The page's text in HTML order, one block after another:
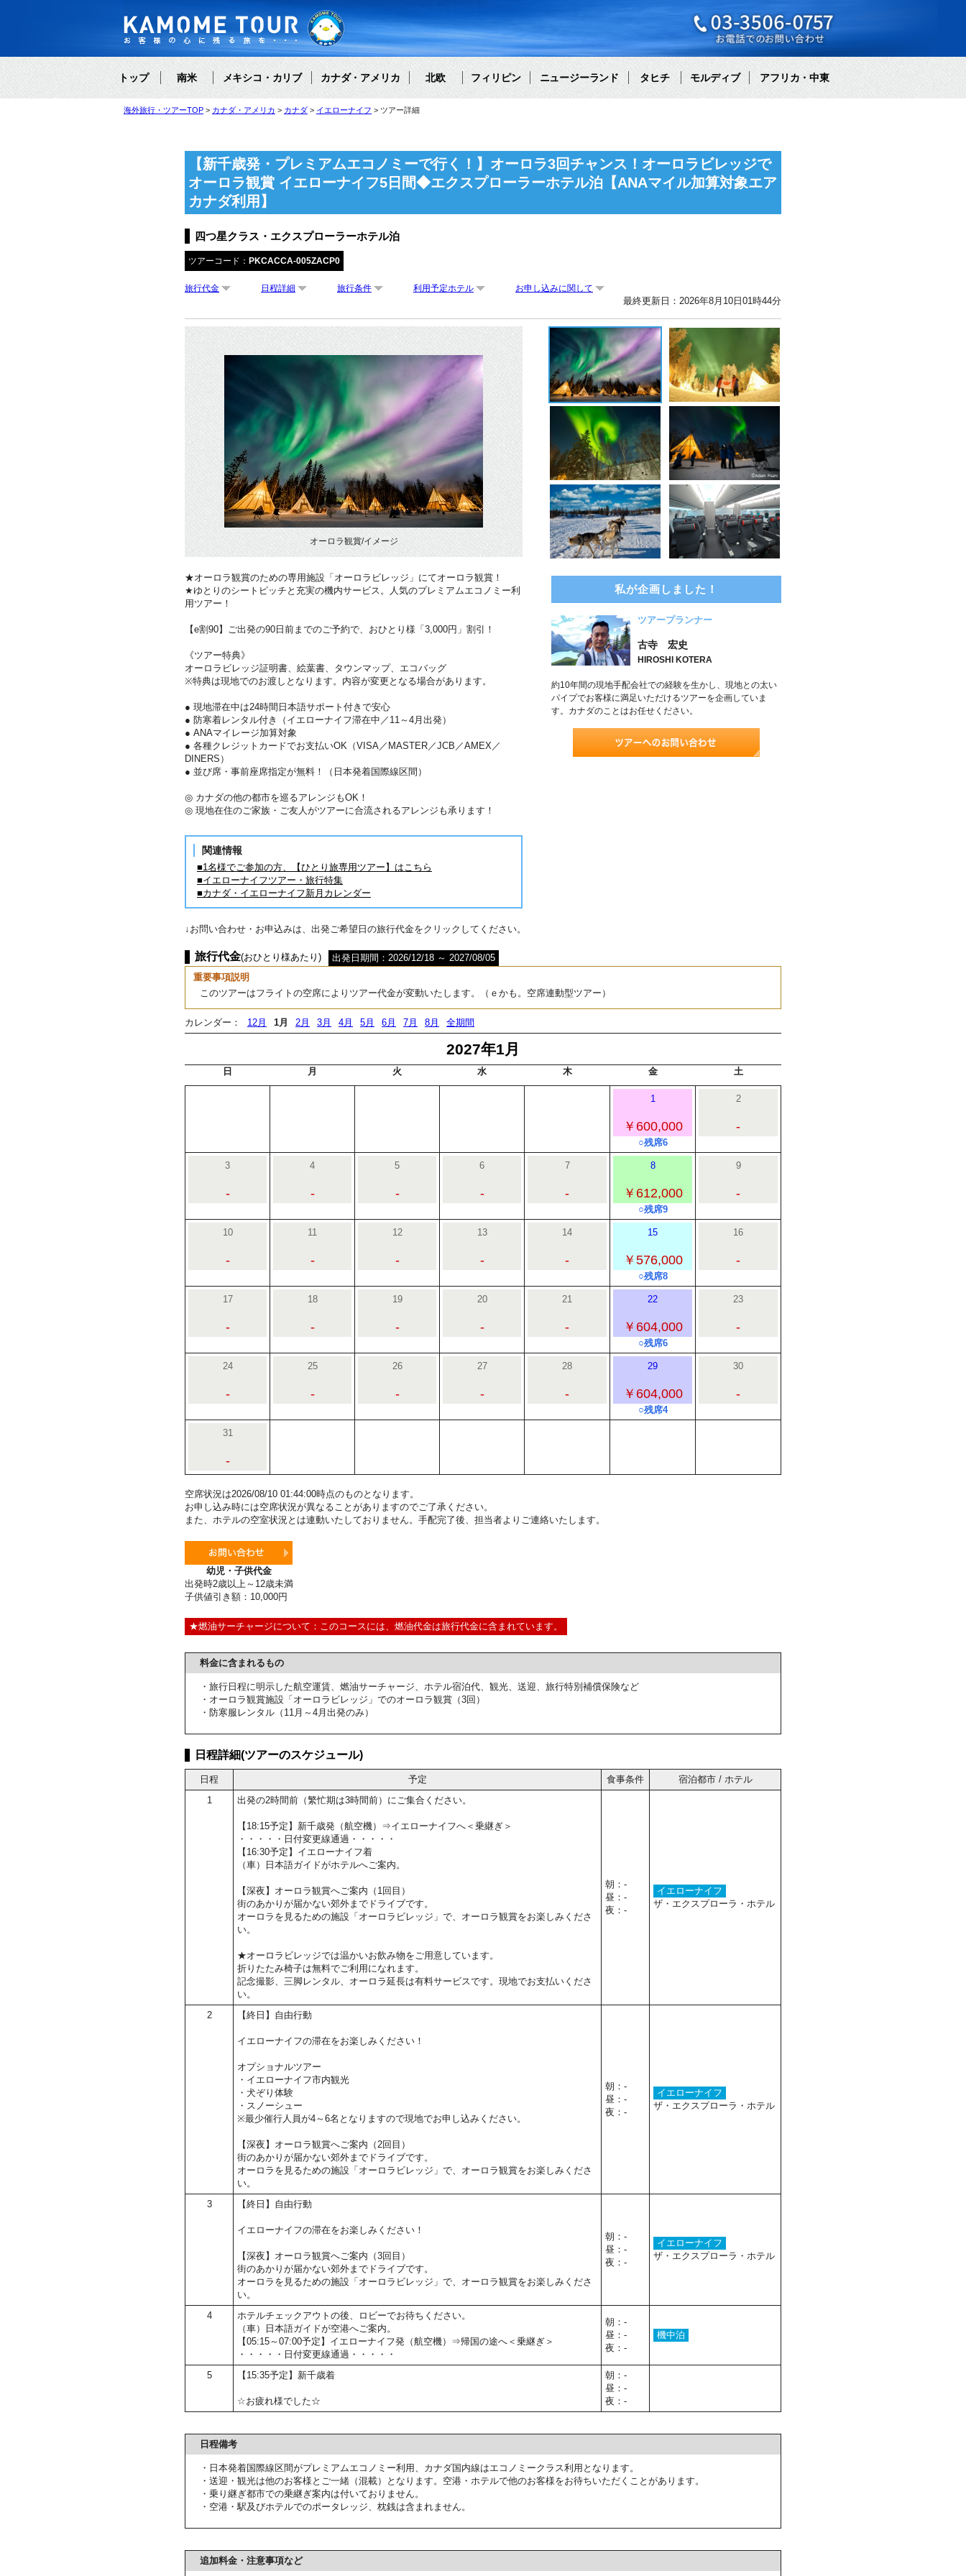
トップ 南米 メキシコ・カリブ カナダ・アメリカ 北欧 フィリピン ニュージーランド タヒチ モルディブ アフリカ・中東
海外旅行・ツアーTOP カナダ・アメリカ カナダ イエローナイフ ツアー詳細
【新千歳発・プレミアムエコノミーで行く！】オーロラ3回チャンス！オーロラビレッジで
オーロラ観賞 イエローナイフ5日間◆エクスプローラーホテル泊【ANAマイル加算対象エア
カナダ利用】
四つ星クラス・エクスプローラーホテル泊
ツアーコード： PKCACCA-005ZACP0
旅行代金 日程詳細 旅行条件 利用予定ホテル お申し込みに関して
最終更新日：2026年8月10日01時44分
オーロラ観賞/イメージ
★オーロラ観賞のための専用施設「オーロラビレッジ」にてオーロラ観賞！
★ゆとりのシートピッチと充実の機内サービス。人気のプレミアムエコノミー利
用ツアー！
【e割90】ご出発の90日前までのご予約で、おひとり様「3,000円」割引！
《ツアー特典》
オーロラビレッジ証明書、絵葉書、タウンマップ、エコバッグ
※特典は現地でのお渡しとなります。内容が変更となる場合があります。
● 現地滞在中は24時間日本語サポート付きで安心
● 防寒着レンタル付き（イエローナイフ滞在中／11～4月出発）
● ANAマイレージ加算対象
● 各種クレジットカードでお支払いOK（VISA／MASTER／JCB／AMEX／
DINERS）
● 並び席・事前座席指定が無料！（日本発着国際線区間）
◎ カナダの他の都市を巡るアレンジもOK！
◎ 現地在住のご家族・ご友人がツアーに合流されるアレンジも承ります！
関連情報
■1名様でご参加の方、【ひとり旅専用ツアー】はこちら
■イエローナイフツアー・旅行特集
■カナダ・イエローナイフ新月カレンダー
私が企画しました！
ツアープランナー
古寺 宏史
HIROSHI KOTERA
約10年間の現地手配会社での経験を生かし、現地との太い
パイプでお客様に満足いただけるツアーを企画していま
す。カナダのことはお任せください。
↓お問い合わせ・お申込みは、出発ご希望日の旅行代金をクリックしてください。
旅行代金(おひとり様あたり)
出発日期間：2026/12/18 ～ 2027/08/05
重要事項説明
このツアーはフライトの空席によりツアー代金が変動いたします。（ｅかも。空席連動型ツアー）
カレンダー： 12月 1月 2月 3月 4月 5月 6月 7月 8月 全期間
2027年1月
日 月 火 水 木 金 土
1
￥600,000
○残席6
2
-
3
-
4
-
5
-
6
-
7
-
8
￥612,000
○残席9
9
-
10
-
11
-
12
-
13
-
14
-
15
￥576,000
○残席8
16
-
17
-
18
-
19
-
20
-
21
-
22
￥604,000
○残席6
23
-
24
-
25
-
26
-
27
-
28
-
29
￥604,000
○残席4
30
-
31
-
空席状況は2026/08/10 01:44:00時点のものとなります。
お申し込み時には空席状況が異なることがありますのでご了承ください。
また、ホテルの空室状況とは連動いたしておりません。手配完了後、担当者よりご連絡いたします。
幼児・子供代金
出発時2歳以上～12歳未満
子供値引き額：10,000円
★燃油サーチャージについて：このコースには、燃油代金は旅行代金に含まれています。
料金に含まれるもの
・旅行日程に明示した航空運賃、燃油サーチャージ、ホテル宿泊代、観光、送迎、旅行特別補償保険など
・オーロラ観賞施設「オーロラビレッジ」でのオーロラ観賞（3回）
・防寒服レンタル（11月～4月出発のみ）
日程詳細(ツアーのスケジュール)
日程 予定 食事条件
宿泊都市 / ホテル
1
出発の2時間前（繁忙期は3時間前）にご集合ください。
【18:15予定】新千歳発（航空機）⇒イエローナイフへ＜乗継ぎ＞
・・・・・日付変更線通過・・・・・
【16:30予定】イエローナイフ着
（車）日本語ガイドがホテルへご案内。
【深夜】オーロラ観賞へご案内（1回目）
街のあかりが届かない郊外までドライブです。
オーロラを見るための施設「オーロラビレッジ」で、オーロラ観賞をお楽しみくださ
い。
★オーロラビレッジでは温かいお飲み物をご用意しています。
折りたたみ椅子は無料でご利用になれます。
記念撮影、三脚レンタル、オーロラ延長は有料サービスです。現地でお支払いくださ
い。
朝：-
昼：-
夜：-
イエローナイフ
ザ・エクスプローラ・ホテル
2 【終日】自由行動
イエローナイフの滞在をお楽しみください！
オプショナルツアー
・イエローナイフ市内観光
・犬ぞり体験
・スノーシュー
※最少催行人員が4～6名となりますので現地でお申し込みください。
【深夜】オーロラ観賞へご案内（2回目）
街のあかりが届かない郊外までドライブです。
オーロラを見るための施設「オーロラビレッジ」で、オーロラ観賞をお楽しみくださ
い。
朝：-
昼：-
夜：-
イエローナイフ
ザ・エクスプローラ・ホテル
3 【終日】自由行動
イエローナイフの滞在をお楽しみください！
【深夜】オーロラ観賞へご案内（3回目）
街のあかりが届かない郊外までドライブです。
オーロラを見るための施設「オーロラビレッジ」で、オーロラ観賞をお楽しみくださ
い。
朝：-
昼：-
夜：-
イエローナイフ
ザ・エクスプローラ・ホテル
4
ホテルチェックアウトの後、ロビーでお待ちください。
（車）日本語ガイドが空港へご案内。
【05:15～07:00予定】イエローナイフ発（航空機）⇒帰国の途へ＜乗継ぎ＞
・・・・・日付変更線通過・・・・・
朝：-
昼：-
夜：-
機中泊
5 【15:35予定】新千歳着
☆お疲れ様でした☆
朝：-
昼：-
夜：-
日程備考
・日本発着国際線区間がプレミアムエコノミー利用、カナダ国内線はエコノミークラス利用となります。
・送迎・観光は他のお客様とご一緒（混載）となります。空港・ホテルで他のお客様をお待ちいただくことがあります。
・乗り継ぎ都市での乗継ぎ案内は付いておりません。
・空港・駅及びホテルでのポータレッジ、枕銭は含まれません。
追加料金・注意事項など